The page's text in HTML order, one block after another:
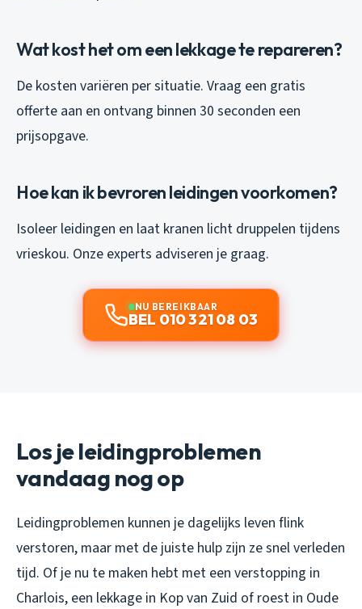
Wat kost het om een lekkage te repareren?
De kosten variëren per situatie. Vraag een gratis
offerte aan en ontvang binnen 30 seconden een
prijsopgave.
Hoe kan ik bevroren leidingen voorkomen?
Isoleer leidingen en laat kranen licht druppelen tijdens
vrieskou. Onze experts adviseren je graag.
NU BEREIKBAAR
BEL 010 321 08 03
Los je leidingproblemen
vandaag nog op
Leidingproblemen kunnen je dagelijks leven flink
verstoren, maar met de juiste hulp zijn ze snel verleden
tijd. Of je nu te maken hebt met een verstopping in
Charlois, een lekkage in Kop van Zuid of roest in Oude